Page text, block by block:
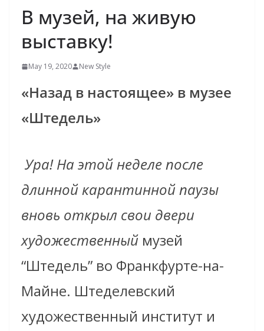
В музей, на живую
выставку!
May 19, 2020 New Style
«Назад в настоящее» в музее
«Штедель»
Ура! На этой неделе после
длинной карантинной паузы
вновь открыл свои двери
художественный музей
“Штедель” во Франкфурте-на-
Майне. Штеделевский
художественный институт и